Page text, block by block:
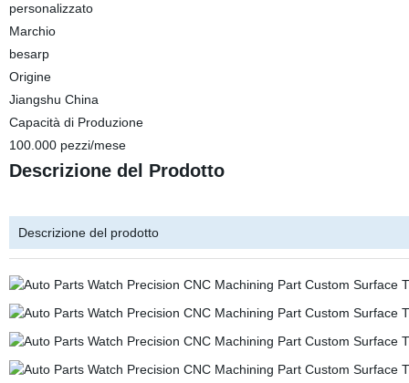
personalizzato
Marchio
besarp
Origine
Jiangshu China
Capacità di Produzione
100.000 pezzi/mese
Descrizione del Prodotto
Descrizione del prodotto